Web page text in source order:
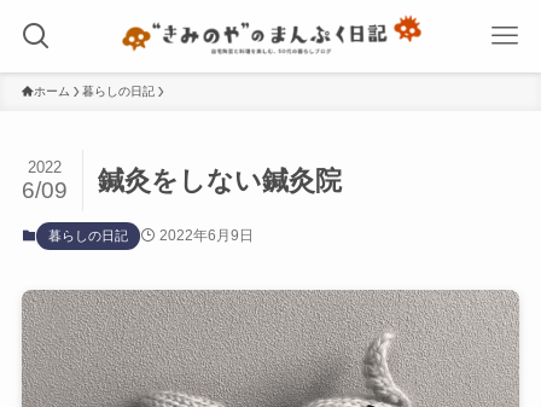
ホーム 暮らしの日記
鍼灸をしない鍼灸院
2022
6/09
暮らしの日記 2022年6月9日